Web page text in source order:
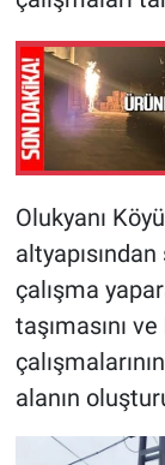
Olukyanı
çalışma
taşımasını
alanın